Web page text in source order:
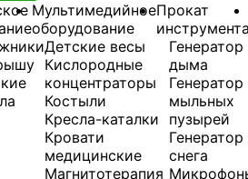
Мультимедийное
оборудование
Прокат
Детские весы
Кислородные
концентраторы
Костыли
Кресла-каталки
Кровати
медицинские
Магнитотерапия
Генератор
дыма
Генератор
мыльных
пузырей
Генератор
снега